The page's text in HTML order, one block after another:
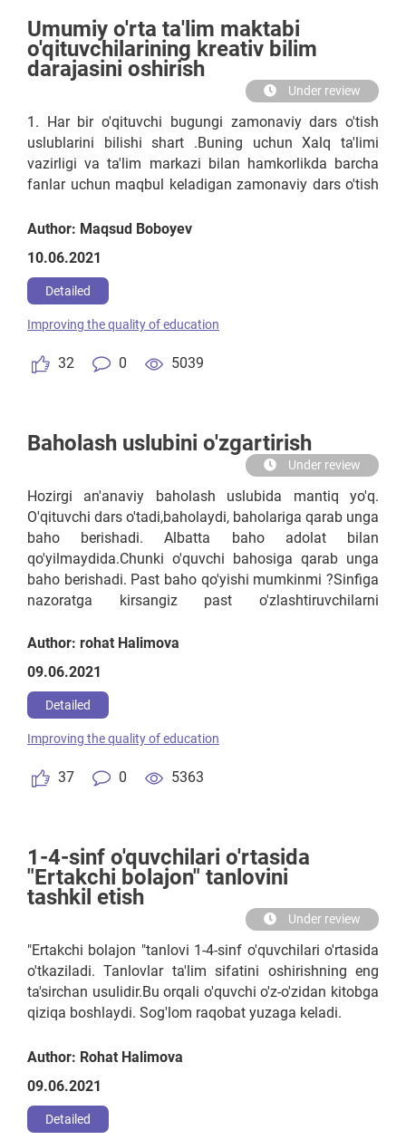
Umumiy o'rta ta'lim maktabi
o'qituvchilarining kreativ bilim
darajasini oshirish
Under review
1. Har bir o'qituvchi bugungi zamonaviy dars o'tish
uslublarini bilishi shart .Buning uchun Xalq ta'limi
vazirligi va ta'lim markazi bilan hamkorlikda barcha
fanlar uchun maqbul keladigan zamonaviy dars o'tish
Respublikdagi barcha fan o'qituvchilarga o'rgatishi
tomonidan maktab rahbarlari, xalq ta'limi bo'limi
metodistlari va bo'lim mudir o'rinbosarlari uchun
majburiy tartibda dars tahlillarni amalga oshirilishi
me'yorlarini belgilash kerak. 3. Umumiy o'rta ta’lim
maktablardagi 10-11 sinlarni to’liq majburiy tarzda
variativ sinlarni tashkil etish
Author: Maqsud Boboyev
10.06.2021
Detailed
32 0 5039
Improving the quality of education
Baholash uslubini o'zgartirish
Under review
Hozirgi an'anaviy baholash uslubida mantiq yo'q.
O'qituvchi dars o'tadi,baholaydi, baholariga qarab unga
baho berishadi. Albatta baho adolat bilan
qo'yilmaydida.Chunki o'quvchi bahosiga qarab unga
baho berishadi. Past baho qo'yishi mumkinmi ?Sinfiga
nazoratga kirsangiz past o'zlashtiruvchilarni
bersin. Baholashni alohida boshqa tashkilot amalga
oshirishi kerak.Har olti oyda yoki bir yilda.Bunda ota-
tomonidan bloktestlar olinsa ham bo'ladi.
Author: rohat Halimova
09.06.2021
Detailed
37 0 5363
Improving the quality of education
1-4-sinf o'quvchilari o'rtasida
"Ertakchi bolajon" tanlovini
tashkil etish
Under review
"Ertakchi bolajon "tanlovi 1-4-sinf o'quvchilari o'rtasida
o'tkaziladi. Tanlovlar ta'lim sifatini oshirishning eng
ta'sirchan usulidir.Bu orqali o'quvchi o'z-o'zidan kitobga
qiziqa boshlaydi. Sog'lom raqobat yuzaga keladi.
Author: Rohat Halimova
09.06.2021
Detailed